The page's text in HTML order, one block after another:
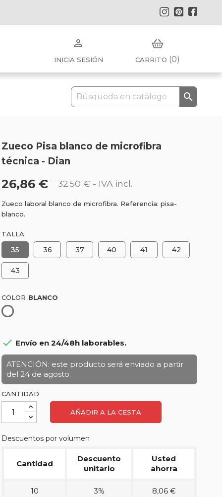
Pinterest
Instagram

INICIA SESIÓN CARRITO (0)

Zueco Pisa blanco de microfibra
técnica - Dian
26,86 € 32.50 € - IVA incl.
Zueco laboral blanco de microfibra. Referencia: pisa-
blanco.
TALLA
35 36 37 40 41 42
43
COLOR
Blanco
 Envío en 24/48h laborables.
ATENCIÓN: este producto será enviado a partir
del 24 de agosto.
CANTIDAD
AÑADIR A LA CESTA
Descuentos por volumen
Cantidad
Descuento
unitario
Usted
ahorra
10 3% 8,06 €